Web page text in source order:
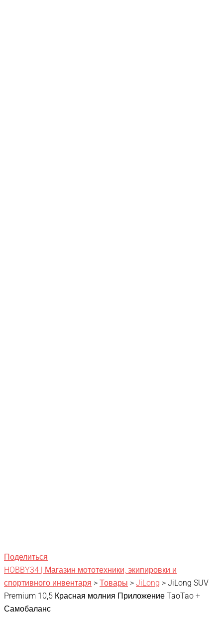
Поделиться
HOBBY34 | Магазин мототехники, экипировки и
спортивного инвентаря > Товары > JiLong > JiLong SUV
Premium 10,5 Красная молния Приложение TaoTao +
Самобаланс